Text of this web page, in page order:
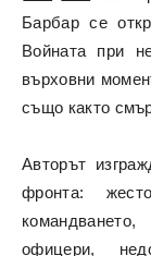
Барбар се
Войната при
върховни
също както
Авторът
фронта:
офицери,